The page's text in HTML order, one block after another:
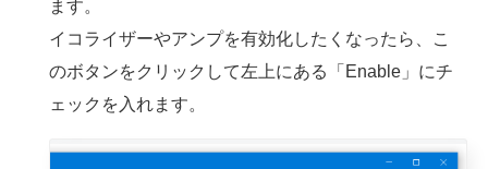
ます。
イコライザーやアンプを有効化したくなったら、こ
のボタンをクリックして左上にある「Enable」にチ
ェックを入れます。